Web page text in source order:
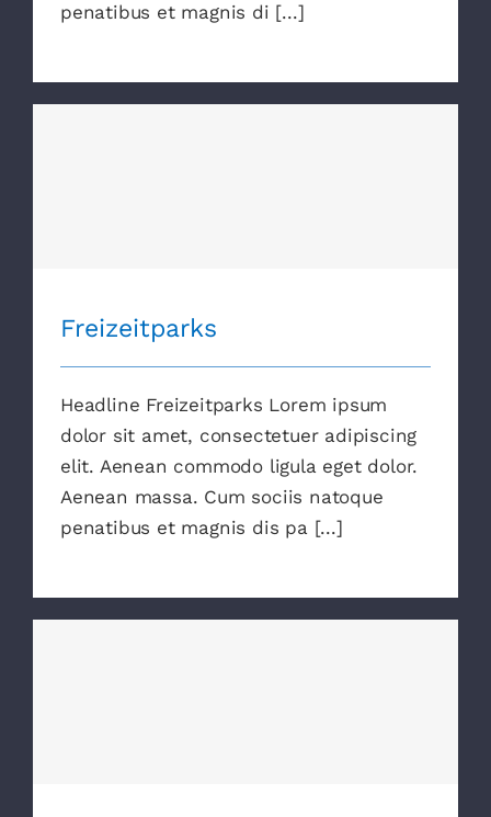
penatibus et magnis di [...]
Freizeitparks
Headline Freizeitparks Lorem ipsum
dolor sit amet, consectetuer adipiscing
elit. Aenean commodo ligula eget dolor.
Aenean massa. Cum sociis natoque
penatibus et magnis dis pa [...]